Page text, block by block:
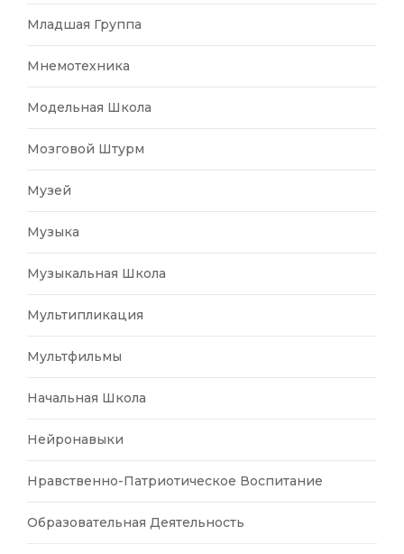
Младшая Группа
Мнемотехника
Модельная Школа
Мозговой Штурм
Музей
Музыка
Музыкальная Школа
Мультипликация
Мультфильмы
Начальная Школа
Нейронавыки
Нравственно-Патриотическое Воспитание
Образовательная Деятельность